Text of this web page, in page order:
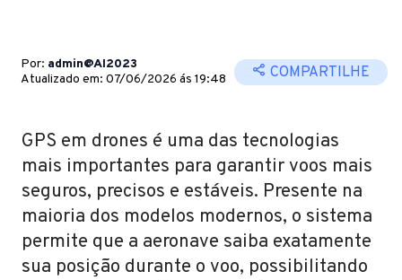
Por: admin@AI2023
Atualizado em: 07/06/2026 ás 19:48
COMPARTILHE
GPS em drones é uma das tecnologias
mais importantes para garantir voos mais
seguros, precisos e estáveis. Presente na
maioria dos modelos modernos, o sistema
permite que a aeronave saiba exatamente
sua posição durante o voo, possibilitando